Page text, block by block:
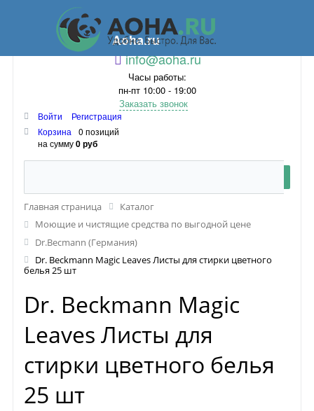
Aoha.ru
info@aoha.ru
Часы работы:
пн-пт 10:00 - 19:00
Заказать звонок
Войти
Регистрация
Корзина
0 позиций
на сумму0 руб
Главная страница
Каталог
Моющие и чистящие средства по выгодной цене
Dr.Becmann (Германия)
Dr. Beckmann Magic Leaves Листы для стирки цветного
белья 25 шт
Dr. Beckmann Magic
Leaves Листы для
стирки цветного белья
25 шт